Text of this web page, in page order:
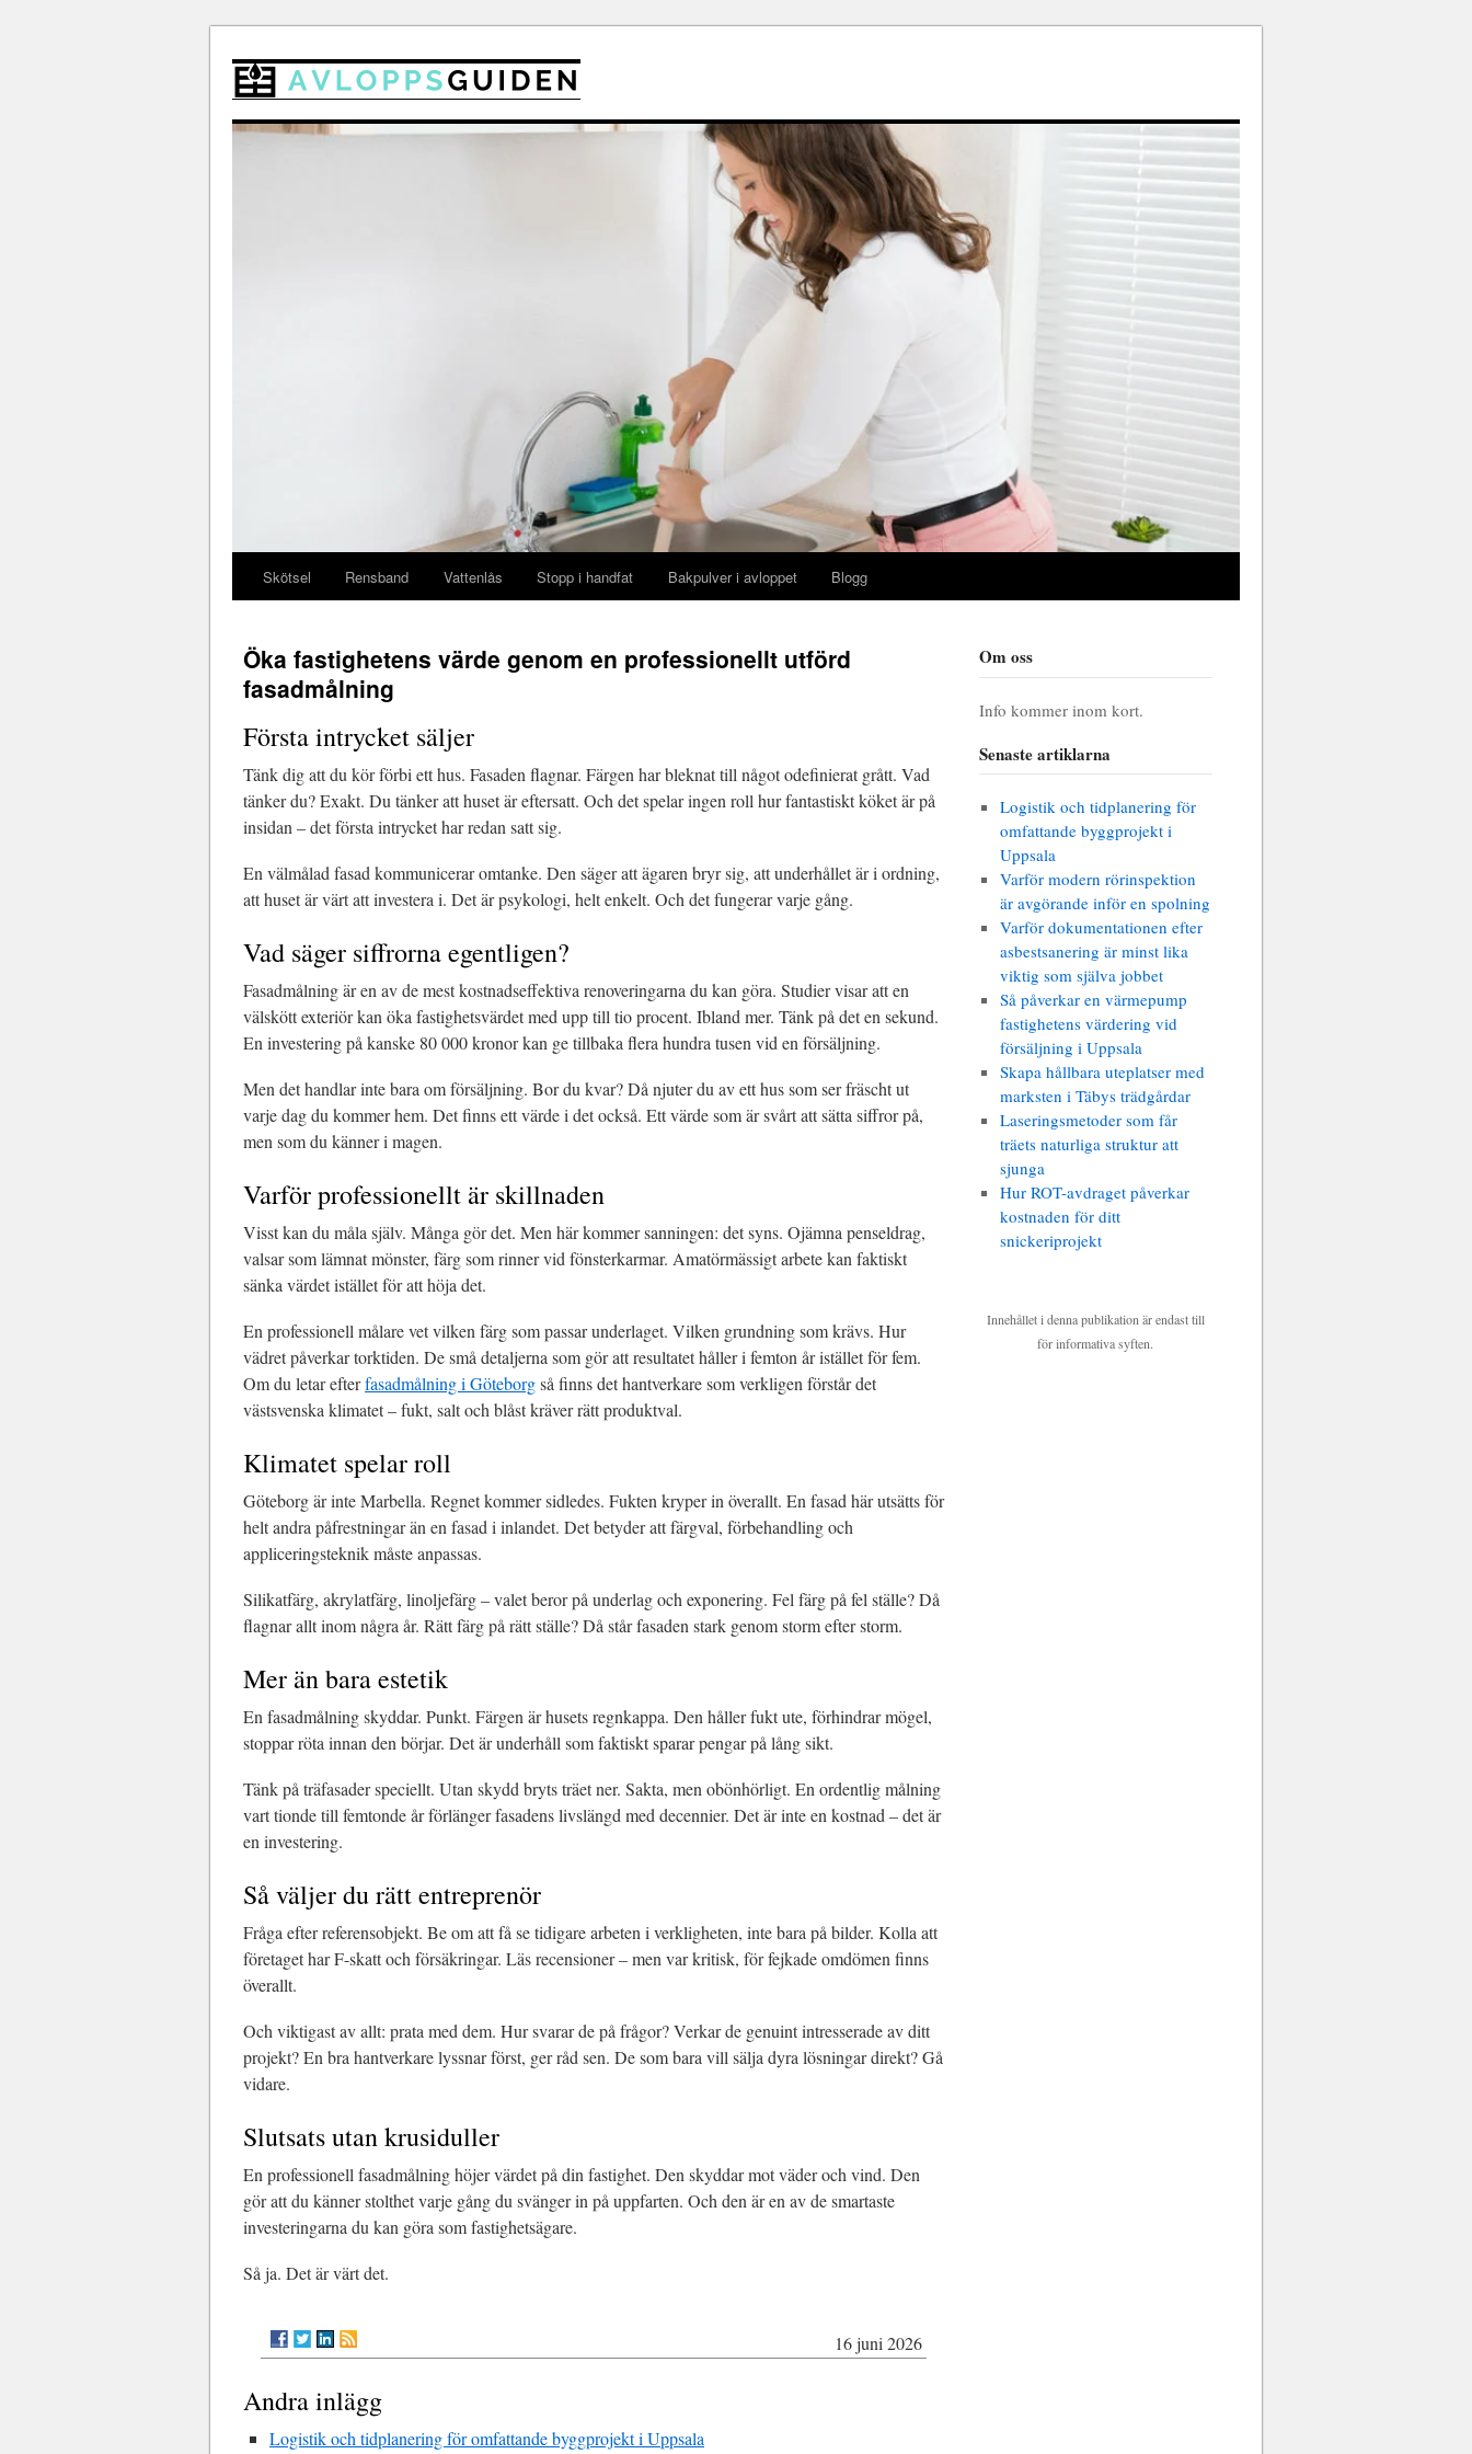
Skötsel Rensband Vattenlås Stopp i handfat Bakpulver i avloppet Blogg
Öka fastighetens värde genom en professionellt utförd
fasadmålning
Första intrycket säljer
Tänk dig att du kör förbi ett hus. Fasaden flagnar. Färgen har bleknat till något odefinierat grått. Vad
tänker du? Exakt. Du tänker att huset är eftersatt. Och det spelar ingen roll hur fantastiskt köket är på
insidan – det första intrycket har redan satt sig.
En välmålad fasad kommunicerar omtanke. Den säger att ägaren bryr sig, att underhållet är i ordning,
att huset är värt att investera i. Det är psykologi, helt enkelt. Och det fungerar varje gång.
Vad säger siffrorna egentligen?
Fasadmålning är en av de mest kostnadseffektiva renoveringarna du kan göra. Studier visar att en
välskött exteriör kan öka fastighetsvärdet med upp till tio procent. Ibland mer. Tänk på det en sekund.
En investering på kanske 80 000 kronor kan ge tillbaka flera hundra tusen vid en försäljning.
Men det handlar inte bara om försäljning. Bor du kvar? Då njuter du av ett hus som ser fräscht ut
varje dag du kommer hem. Det finns ett värde i det också. Ett värde som är svårt att sätta siffror på,
men som du känner i magen.
Varför professionellt är skillnaden
Visst kan du måla själv. Många gör det. Men här kommer sanningen: det syns. Ojämna penseldrag,
valsar som lämnat mönster, färg som rinner vid fönsterkarmar. Amatörmässigt arbete kan faktiskt
sänka värdet istället för att höja det.
En professionell målare vet vilken färg som passar underlaget. Vilken grundning som krävs. Hur
vädret påverkar torktiden. De små detaljerna som gör att resultatet håller i femton år istället för fem.
Om du letar efterfasadmålning i Göteborgså finns det hantverkare som verkligen förstår det
västsvenska klimatet – fukt, salt och blåst kräver rätt produktval.
Klimatet spelar roll
Göteborg är inte Marbella. Regnet kommer sidledes. Fukten kryper in överallt. En fasad här utsätts för
helt andra påfrestningar än en fasad i inlandet. Det betyder att färgval, förbehandling och
appliceringsteknik måste anpassas.
Silikatfärg, akrylatfärg, linoljefärg – valet beror på underlag och exponering. Fel färg på fel ställe? Då
flagnar allt inom några år. Rätt färg på rätt ställe? Då står fasaden stark genom storm efter storm.
Mer än bara estetik
En fasadmålning skyddar. Punkt. Färgen är husets regnkappa. Den håller fukt ute, förhindrar mögel,
stoppar röta innan den börjar. Det är underhåll som faktiskt sparar pengar på lång sikt.
Tänk på träfasader speciellt. Utan skydd bryts träet ner. Sakta, men obönhörligt. En ordentlig målning
vart tionde till femtonde år förlänger fasadens livslängd med decennier. Det är inte en kostnad – det är
en investering.
Så väljer du rätt entreprenör
Fråga efter referensobjekt. Be om att få se tidigare arbeten i verkligheten, inte bara på bilder. Kolla att
företaget har F-skatt och försäkringar. Läs recensioner – men var kritisk, för fejkade omdömen finns
överallt.
Och viktigast av allt: prata med dem. Hur svarar de på frågor? Verkar de genuint intresserade av ditt
projekt? En bra hantverkare lyssnar först, ger råd sen. De som bara vill sälja dyra lösningar direkt? Gå
vidare.
Slutsats utan krusiduller
En professionell fasadmålning höjer värdet på din fastighet. Den skyddar mot väder och vind. Den
gör att du känner stolthet varje gång du svänger in på uppfarten. Och den är en av de smartaste
investeringarna du kan göra som fastighetsägare.
Så ja. Det är värt det.
16 juni 2026
Andra inlägg
Logistik och tidplanering för omfattande byggprojekt i Uppsala
Om oss
Info kommer inom kort.
Senaste artiklarna
Logistik och tidplanering för
omfattande byggprojekt i
Uppsala
Varför modern rörinspektion
är avgörande inför en spolning
Varför dokumentationen efter
asbestsanering är minst lika
viktig som själva jobbet
Så påverkar en värmepump
fastighetens värdering vid
försäljning i Uppsala
Skapa hållbara uteplatser med
marksten i Täbys trädgårdar
Laseringsmetoder som får
träets naturliga struktur att
sjunga
Hur ROT-avdraget påverkar
kostnaden för ditt
snickeriprojekt
Innehållet i denna publikation är endast till
för informativa syften.